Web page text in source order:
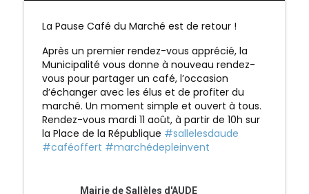
La Pause Café du Marché est de retour !
Après un premier rendez-vous apprécié, la
Municipalité vous donne à nouveau rendez-
vous pour partager un café, l’occasion
d’échanger avec les élus et de profiter du
marché. Un moment simple et ouvert à tous.
Rendez-vous mardi 11 août, à partir de 10h sur
la Place de la République #sallelesdaude
#caféoffert #marchédepleinvent
Mairie de Sallèles d'AUDE